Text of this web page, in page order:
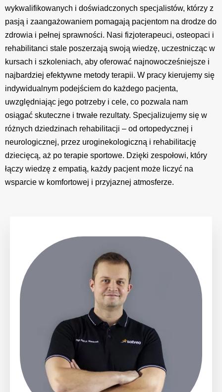
wykwalifikowanych i doświadczonych specjalistów, którzy z
pasją i zaangażowaniem pomagają pacjentom na drodze do
zdrowia i pełnej sprawności. Nasi fizjoterapeuci, osteopaci i
rehabilitanci stale poszerzają swoją wiedzę, uczestnicząc w
kursach i szkoleniach, aby oferować najnowocześniejsze i
najbardziej efektywne metody terapii. W pracy kierujemy się
indywidualnym podejściem do każdego pacjenta,
uwzględniając jego potrzeby i cele, co pozwala nam
osiągać skuteczne i trwałe rezultaty. Specjalizujemy się w
różnych dziedzinach rehabilitacji – od ortopedycznej i
neurologicznej, przez uroginekologiczną i rehabilitację
dziecięcą, aż po terapie sportowe. Dzięki zespołowi, który
łączy wiedzę z empatią, każdy pacjent może liczyć na
wsparcie w komfortowej i przyjaznej atmosferze.